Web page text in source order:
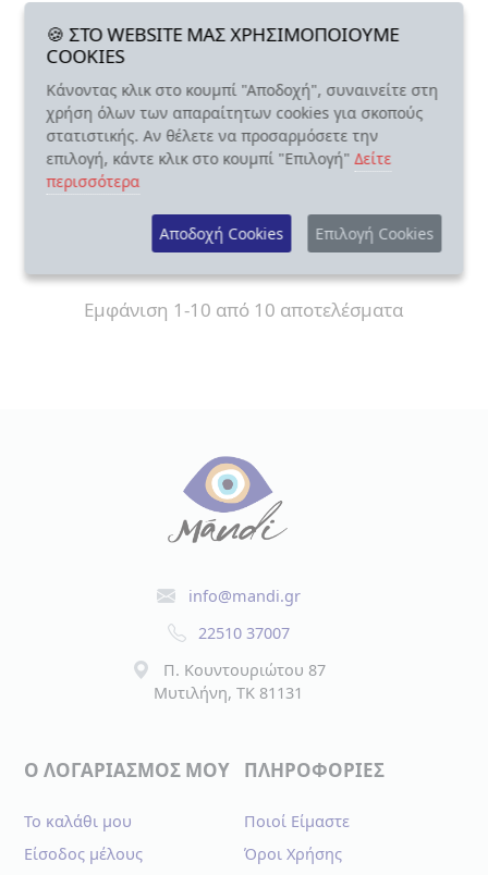
Κούπες Λέσβος
Κούπα Κεραμική - Μάτι & Κλαδιά Ελιάς
7.00€
ΑΓΟΡΑΣΕ ΤΟ
Εμφάνιση 1-10 από 10 αποτελέσματα
info@mandi.gr
22510 37007
Π. Κουντουριώτου 87
Μυτιλήνη, TK 81131
Ο ΛΟΓΑΡΙΑΣΜΟΣ ΜΟΥ
Το καλάθι μου
Είσοδος μέλους
ΠΛΗΡΟΦΟΡΙΕΣ
Ποιοί Είμαστε
Όροι Χρήσης
🍪 ΣΤΟ WEBSITE ΜΑΣ ΧΡΗΣΙΜΟΠΟΙΟΥΜΕ
COOKIES
Κάνοντας κλικ στο κουμπί "Αποδοχή", συναινείτε στη
χρήση όλων των απαραίτητων cookies για σκοπούς
στατιστικής. Αν θέλετε να προσαρμόσετε την
επιλογή, κάντε κλικ στο κουμπί "Επιλογή"Δείτε
περισσότερα
Αποδοχή Cookies Επιλογή Cookies